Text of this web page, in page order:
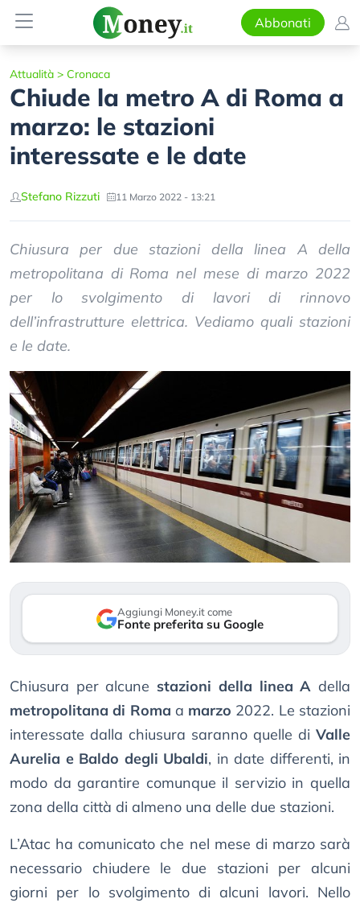
Abbonati
Attualità > Cronaca
Chiude la metro A di Roma a
marzo: le stazioni
interessate e le date
Stefano Rizzuti 11 Marzo 2022 - 13:21
Chiusura per due stazioni della linea A della
metropolitana di Roma nel mese di marzo 2022
per lo svolgimento di lavori di rinnovo
dell’infrastrutture elettrica. Vediamo quali stazioni
e le date.
Aggiungi Money.it come
Fonte preferita su Google
Chiusura per alcune stazioni della linea A della
metropolitana di Roma a marzo 2022. Le stazioni
interessate dalla chiusura saranno quelle di Valle
Aurelia e Baldo degli Ubaldi, in date differenti, in
modo da garantire comunque il servizio in quella
zona della città di almeno una delle due stazioni.
L’Atac ha comunicato che nel mese di marzo sarà
necessario chiudere le due stazioni per alcuni
giorni per lo svolgimento di alcuni lavori. Nello